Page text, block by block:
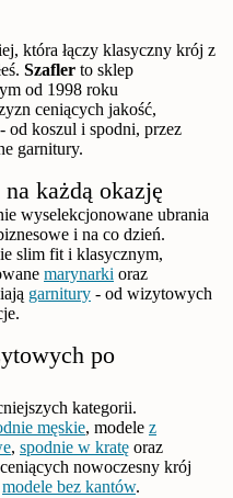
która łączy klasyczny krój z
Szafler to sklep
od 1998 roku
ceniących jakość,
od koszul i spodni, przez
garnitury.
każdą okazję
wyselekcjonowane ubrania
i na co dzień.
slim fit i klasycznym,
marynarki oraz
garnitury - od wizytowych
po
kategorii.
męskie, modele z
, spodnie w kratę oraz
nowoczesny krój
modele bez kantów.